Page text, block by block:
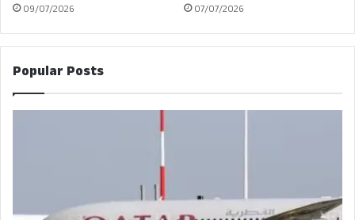
09/07/2026 07/07/2026
Popular Posts